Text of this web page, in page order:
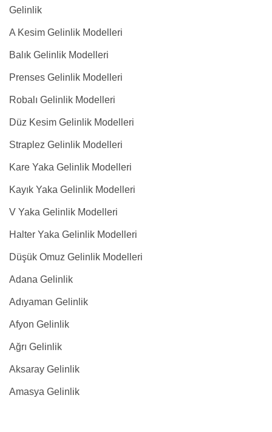
Gelinlik
A Kesim Gelinlik Modelleri
Balık Gelinlik Modelleri
Prenses Gelinlik Modelleri
Robalı Gelinlik Modelleri
Düz Kesim Gelinlik Modelleri
Straplez Gelinlik Modelleri
Kare Yaka Gelinlik Modelleri
Kayık Yaka Gelinlik Modelleri
V Yaka Gelinlik Modelleri
Halter Yaka Gelinlik Modelleri
Düşük Omuz Gelinlik Modelleri
Adana Gelinlik
Adıyaman Gelinlik
Afyon Gelinlik
Ağrı Gelinlik
Aksaray Gelinlik
Amasya Gelinlik